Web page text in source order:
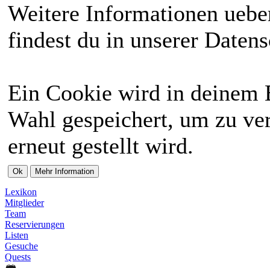
Weitere Informationen
findest du in unserer
Ein Cookie wird in deinem
Wahl gespeichert, um zu
erneut gestellt wird.
Lexikon
Mitglieder
Team
Reservierungen
Listen
Gesuche
Quests